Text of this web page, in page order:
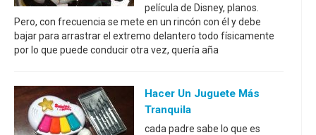
película de Disney, planos.
Pero, con frecuencia se mete en un rincón con él y debe
bajar para arrastrar el extremo delantero todo físicamente
por lo que puede conducir otra vez, quería aña
Hacer Un Juguete Más
Tranquila
cada padre sabe lo que es